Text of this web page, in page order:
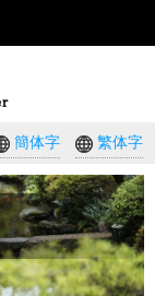
簡体字 繁体字